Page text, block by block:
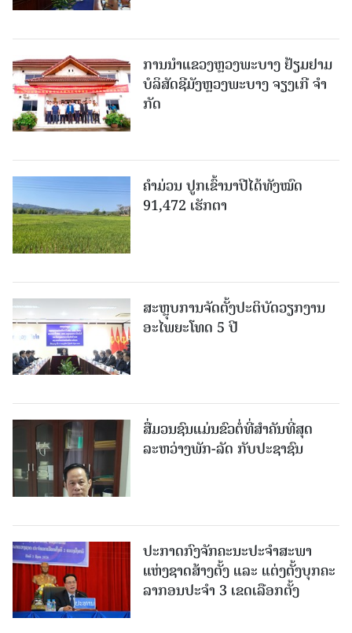
ການນຳແຂວງຫຼວງພະບາງ ຢ້ຽມ​ຢາມ
ບໍ​ລິ​ສັດຊີມັງຫຼວງພະບາງ ຈຽງເກີ ຈໍາ
ກັດ
ຄໍາມ່ວນ ປູກເຂົ້ານາປີໄດ້ທັງໝົດ
91,472 ເຮັກຕາ
ສະຫຼຸບການຈັດຕັ້ງປະຕິບັດວຽກງານ
ອະໄພຍະໂທດ 5 ປີ
ສື່ມວນຊົນແມ່ນຂົວຕໍ່ທີ່ສໍາຄັນທີ່ສຸດ
ລະຫວ່າງພັກ-ລັດ ກັບປະຊາຊົນ
ປະກາດກົງຈັກຄະນະປະຈໍາສະພາ
ແຫ່ງຊາດສ້າງຕັ້ງ ແລະ ແຕ່ງຕັ້ງບຸກຄະ
ລາກອນປະຈໍາ 3 ເຂດເລືອກຕັ້ງ